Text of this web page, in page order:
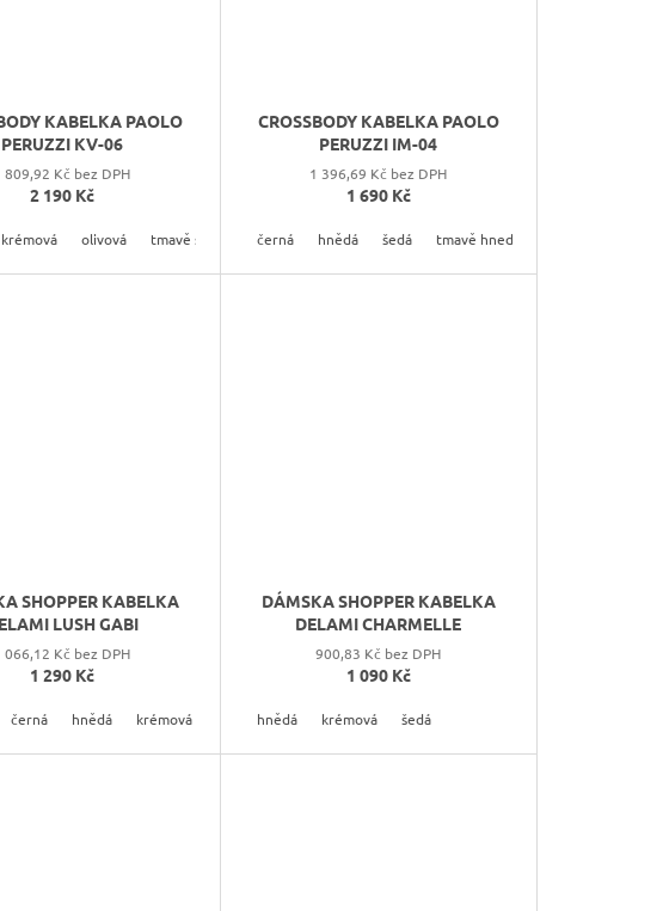
KABELKA PAOLO
PERUZZI KV-06
809,92 Kč bez DPH
2 190 Kč
krémová olivová tmavě šedá
CROSSBODY KABELKA PAOLO
PERUZZI IM-04
1 396,69 Kč bez DPH
1 690 Kč
černá hnědá šedá tmavě hnedá
SHOPPER KABELKA
LUSH GABI
066,12 Kč bez DPH
1 290 Kč
černá hnědá krémová
DÁMSKA SHOPPER KABELKA
DELAMI CHARMELLE
900,83 Kč bez DPH
1 090 Kč
hnědá krémová šedá